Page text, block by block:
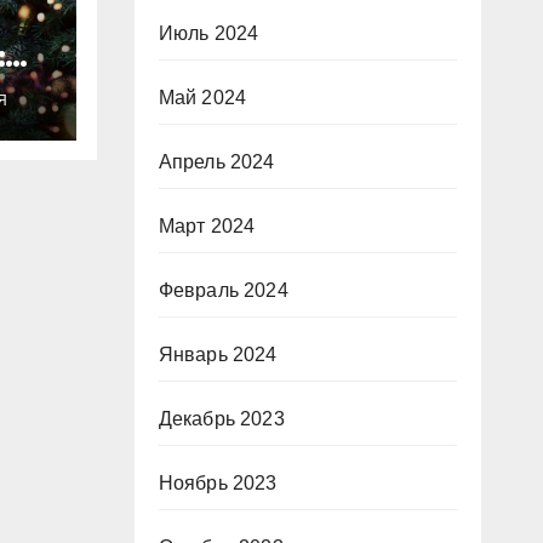
Июль 2024
Май 2024
Апрель 2024
Март 2024
Февраль 2024
Январь 2024
Декабрь 2023
Ноябрь 2023